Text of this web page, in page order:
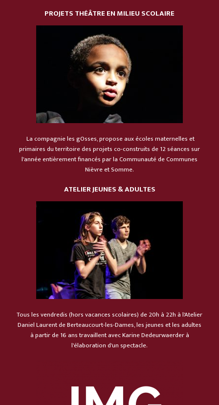
PROJETS THÉÂTRE EN MILIEU SCOLAIRE
La compagnie les gOsses, propose aux écoles maternelles et
primaires du territoire des projets co-construits de 12 séances sur
l'année entièrement financés par la Communauté de Communes
Nièvre et Somme.
ATELIERJEUNES & ADULTES
Tous les vendredis (hors vacances scolaires) de 20h à 22h à l'Atelier
Daniel Laurent de Berteaucourt-les-Dames, les jeunes et les adultes
à partir de 16 ans travaillent avec Karine Dedeurwaerder à
l'élaboration d'un spectacle.